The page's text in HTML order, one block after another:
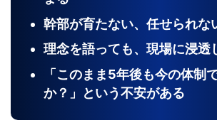
幹部が育たない、任せられな
理念を語っても、現場に浸透
「このまま5年後も今の体制
か？」という不安がある